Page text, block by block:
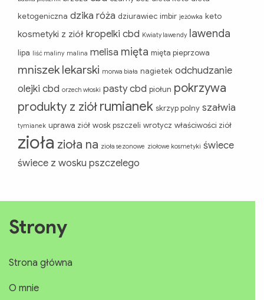
ketogeniczna dzika róża dziurawiec imbir jeżówka keto
kosmetyki z ziół kropelki cbd Kwiaty lawendy lawenda
lipa liść maliny malina melisa mięta mięta pieprzowa
mniszek lekarski morwa biała nagietek odchudzanie
olejki cbd orzech włoski pasty cbd piołun pokrzywa
produkty z ziół rumianek skrzyp polny szałwia
tymianek uprawa ziół wosk pszczeli wrotycz właściwości ziół
zioła zioła na zioła sezonowe ziołowe kosmetyki świece
świece z wosku pszczelego
Strony
Strona główna
O mnie